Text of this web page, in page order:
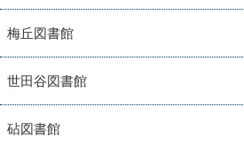
梅丘図書館
世田谷図書館
砧図書館